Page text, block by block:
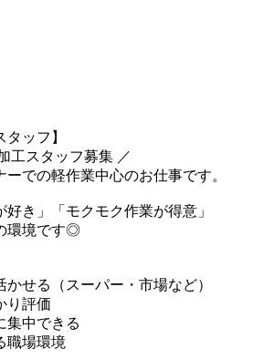
タッフ】
工スタッフ募集 ／
での軽作業中心のお仕事です。
好き」「モクモク作業が得意」
環境です◎
かせる（スーパー・市場など）
り評価
集中できる
職場環境